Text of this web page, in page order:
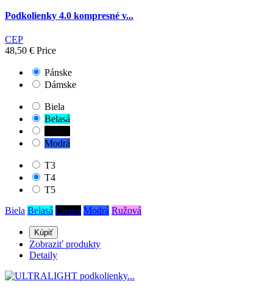
Podkolienky 4.0 kompresné v...
CEP
48,50 € Price
Pánske
Dámske
Biela
Belasá
Modrá
T3
T4
T5
Biela Belasá Čierna Modrá Ružová
Kúpiť
Zobraziť produkty
Detaily